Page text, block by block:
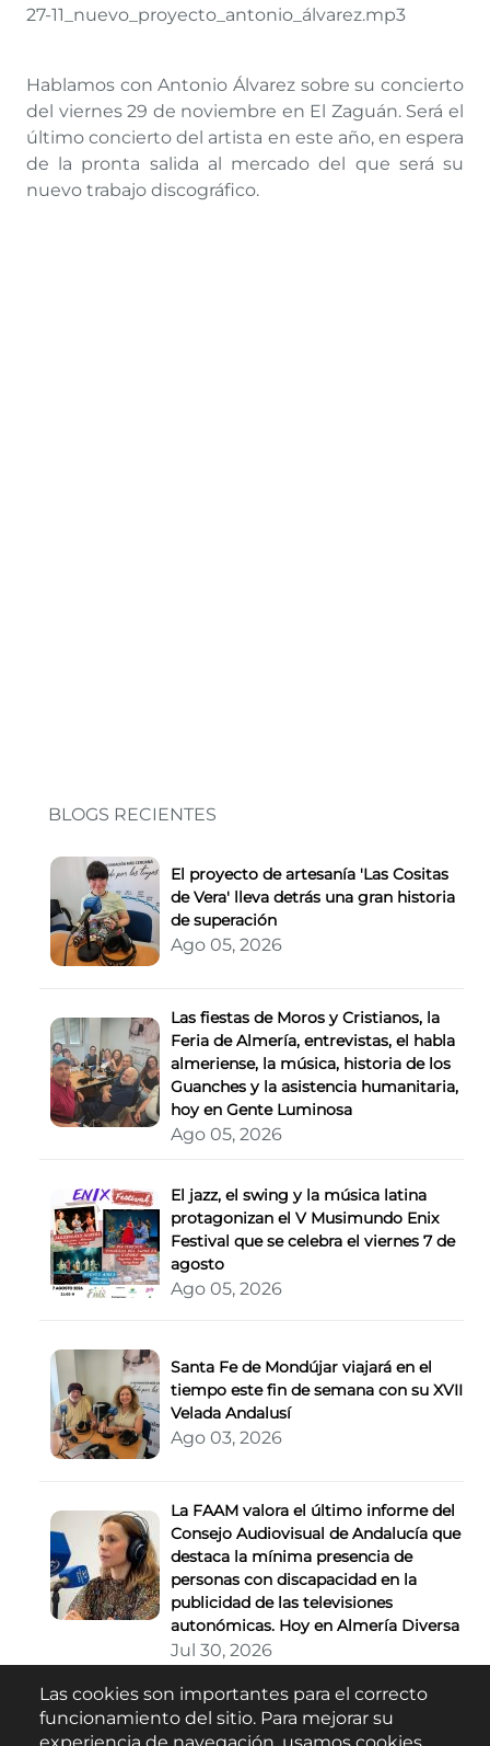
27-11_nuevo_proyecto_antonio_álvarez.mp3
Hablamos con Antonio Álvarez sobre su concierto
del viernes 29 de noviembre en El Zaguán. Será el
último concierto del artista en este año, en espera
de la pronta salida al mercado del que será su
nuevo trabajo discográfico.
BLOGS RECIENTES
El proyecto de artesanía 'Las Cositas
de Vera' lleva detrás una gran historia
de superación
Ago 05, 2026
Las fiestas de Moros y Cristianos, la
Feria de Almería, entrevistas, el habla
almeriense, la música, historia de los
Guanches y la asistencia humanitaria,
hoy en Gente Luminosa
Ago 05, 2026
El jazz, el swing y la música latina
protagonizan el V Musimundo Enix
Festival que se celebra el viernes 7 de
agosto
Ago 05, 2026
Santa Fe de Mondújar viajará en el
tiempo este fin de semana con su XVII
Velada Andalusí
Ago 03, 2026
La FAAM valora el último informe del
Consejo Audiovisual de Andalucía que
destaca la mínima presencia de
personas con discapacidad en la
publicidad de las televisiones
autonómicas. Hoy en Almería Diversa
Jul 30, 2026
Buscar
Las cookies son importantes para el correcto
funcionamiento del sitio. Para mejorar su